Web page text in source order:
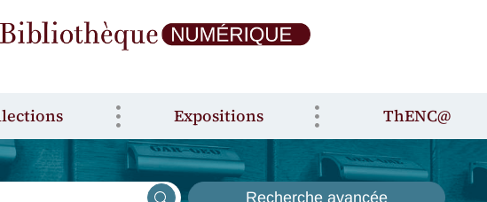
Expositions ThENC@
Recherche avancée